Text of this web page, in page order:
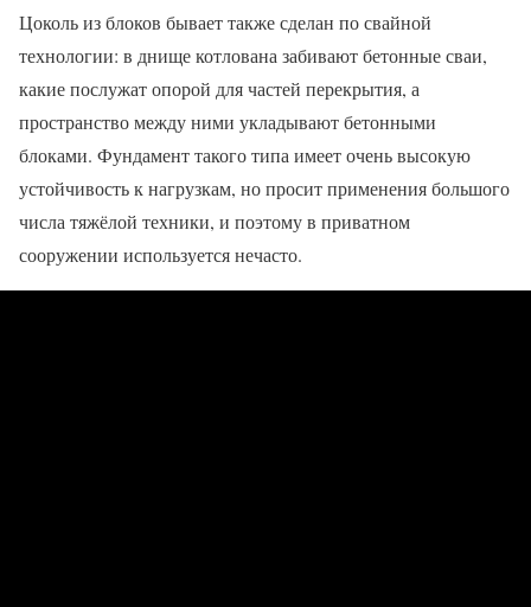
Цоколь из блоков бывает также сделан по свайной
технологии: в днище котлована забивают бетонные сваи,
какие послужат опорой для частей перекрытия, а
пространство между ними укладывают бетонными
блоками. Фундамент такого типа имеет очень высокую
устойчивость к нагрузкам, но просит применения большого
числа тяжёлой техники, и поэтому в приватном
сооружении используется нечасто.